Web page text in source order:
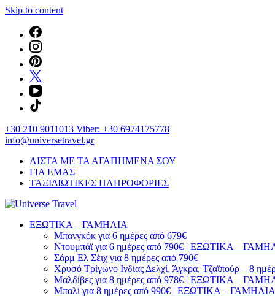
Skip to content
+30 210 9011013 Viber: +30 6974175778
info@universetravel.gr
ΛΙΣΤΑ ΜΕ ΤΑ ΑΓΑΠΗΜΕΝΑ ΣΟΥ
ΓΙΑ ΕΜΑΣ
ΤΑΞΙΔΙΩΤΙΚΕΣ ΠΛΗΡΟΦΟΡΙΕΣ
Universe Travel
You will love the way you travel
ΕΞΩΤΙΚΑ – ΓΑΜΗΛΙΑ
Μπανγκόκ για 6 ημέρες από 679€
Ντουμπάϊ για 6 ημέρες από 790€ | ΕΞΩΤΙΚΑ –
Σάρμ Ελ Σέιχ για 8 ημέρες από 790€
Χρυσό Τρίγωνο Ινδίας Δελχί, Άγκρα, Τζαϊπούρ – 8
Μαλδίβες για 8 ημέρες από 978€ | ΕΞΩΤΙΚΑ –
Μπαλί για 8 ημέρες από 990€ | ΕΞΩΤΙΚΑ – ΓΑΜΗΛΙΑ